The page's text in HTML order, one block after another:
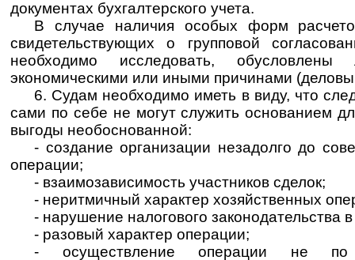
документах бухгалтерского учета.
В случае наличия особых форм
свидетельствующих о групповой
необходимо исследовать,
экономическими или иными причинами
6. Судам необходимо иметь в виду, что
сами по себе не могут служить основанием
выгоды необоснованной:
- создание организации незадолго до
операции;
- взаимозависимость участников сделок;
- неритмичный характер хозяйственных
- нарушение налогового законодательства
- разовый характер операции;
- осуществление операции не по